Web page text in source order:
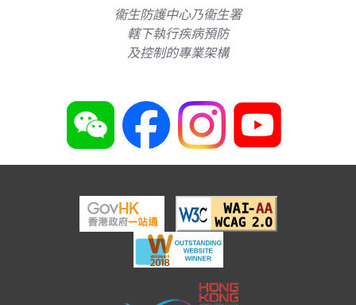
衞生防護中心乃衞生署
轄下執行疾病預防
及控制的專業架構